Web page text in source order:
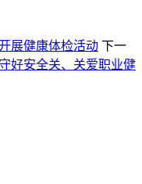
展健康体检活动 下一
好安全关、关爱职业健